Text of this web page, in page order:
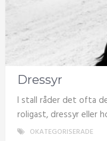
Dressyr
I stall råder det ofta
roligast, dressyr eller
OKATEGORISERADE